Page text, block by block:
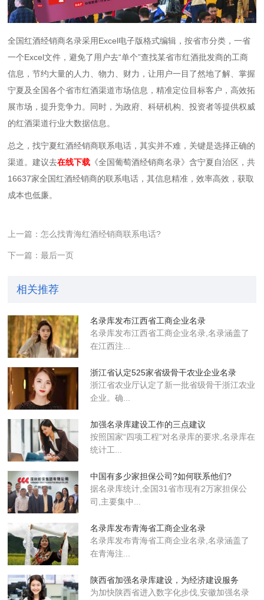
全国红酒经销商名录采用Excel电子版格式编辑，按省市分类，一省
一个Excel文件，避免了用户去“单个”查找某省市红酒批发商的工商
信息，节约大量的人力、物力、财力，让用户一目了然地了解、掌握
宁夏及全国各个省市红酒渠道市场信息，精准定位目标客户，高效拓
展市场，提升竞争力。同时，为政府、科研机构、投资者等提供权威
的红酒渠道行业大数据信息。
总之，找宁夏红酒经销商联系电话，其实并不难，关键是选择正确的
渠道。建议去在线下载 《全国葡萄酒经销商名录》含宁夏自治区，共
16637家全国红酒经销商的联系电话，其信息精准，效率高效，获取
成本也低廉。
上一篇：怎么找青海红酒经销商联系电话?
下一篇：最后一页
相关推荐
名录库发布江西省工商企业名录
名录库​发布江西省工商企业名录,名录涵盖了
在江西注...
浙江省认定525家省级骨干农业企业​名录
浙江省农业厅认定了新一批省级骨干浙江农业
企业​。确...
加强名录库建设工作的三点建议
按照国家“四项工程”对名录库的要求,名录库在
统计工...
中国有多少家担保公司?如何联系他们?
据名录库统计,全国31省市现有2万家担保公
司,主要集中...
名录库发布青海省工商企业名录
名录库​发布青海省工商企业名录,名录涵盖了
在青海注...
陕西省加强名录库建设，为经济建设服务
为加快陕西省进入数字化步伐,安徽加强名录